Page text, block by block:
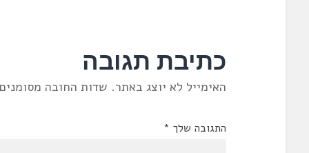
כתיבת תגובה
האימייל לא יוצג באתר. שדות החובה
התגובה שלך *